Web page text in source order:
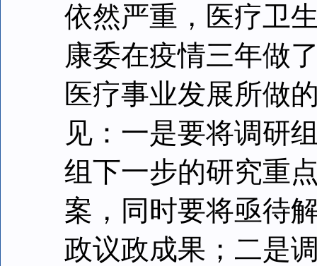
依然严重，医疗卫
康委在疫情三年做
医疗事业发展所做
见：一是要将调研
组下一步的研究重
案，同时要将亟待
政议政成果；二是